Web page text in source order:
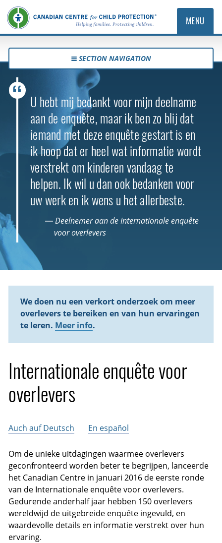
MENU
SECTION NAVIGATION
U hebt mij bedankt voor mijn deelname
aan de enquête, maar ik ben zo blij dat
iemand met deze enquête gestart is en
ik hoop dat er heel wat informatie wordt
verstrekt om kinderen vandaag te
helpen. Ik wil u dan ook bedanken voor
uw werk en ik wens u het allerbeste.
— Deelnemer aan de Internationale enquête
voor overlevers
We doen nu een verkort onderzoek om meer
overlevers te bereiken en van hun ervaringen
te leren. Meer info.
Internationale enquête voor
overlevers
Auch auf Deutsch En español
Om de unieke uitdagingen waarmee overlevers
geconfronteerd worden beter te begrijpen, lanceerde
het Canadian Centre in januari 2016 de eerste ronde
van de Internationale enquête voor overlevers.
Gedurende anderhalf jaar hebben 150 overlevers
wereldwijd de uitgebreide enquête ingevuld, en
waardevolle details en informatie verstrekt over hun
ervaring.